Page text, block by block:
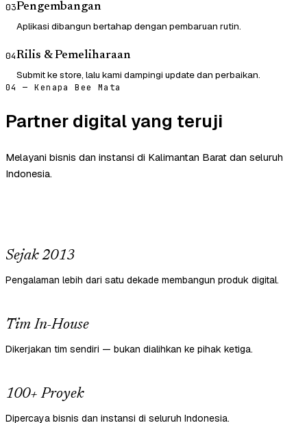
03Pengembangan
Aplikasi dibangun bertahap dengan pembaruan rutin.
04Rilis & Pemeliharaan
Submit ke store, lalu kami dampingi update dan perbaikan.
04 — Kenapa Bee Mata
Partner digital yang teruji
Melayani bisnis dan instansi di Kalimantan Barat dan seluruh
Indonesia.
Sejak 2013
Pengalaman lebih dari satu dekade membangun produk digital.
Tim In-House
Dikerjakan tim sendiri — bukan dialihkan ke pihak ketiga.
100+ Proyek
Dipercaya bisnis dan instansi di seluruh Indonesia.